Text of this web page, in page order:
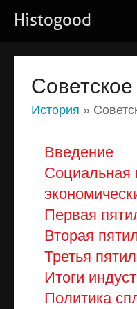
Histogood
Советское
История »
Введение
Социальная
Первая
Вторая
Третья
Итоги
Политика